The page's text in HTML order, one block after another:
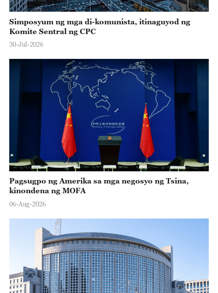
Simposyum ng mga di-komunista, itinaguyod ng
Komite Sentral ng CPC
30-Jul-2026
Pagsugpo ng Amerika sa mga negosyo ng Tsina,
kinondena ng MOFA
06-Aug-2026